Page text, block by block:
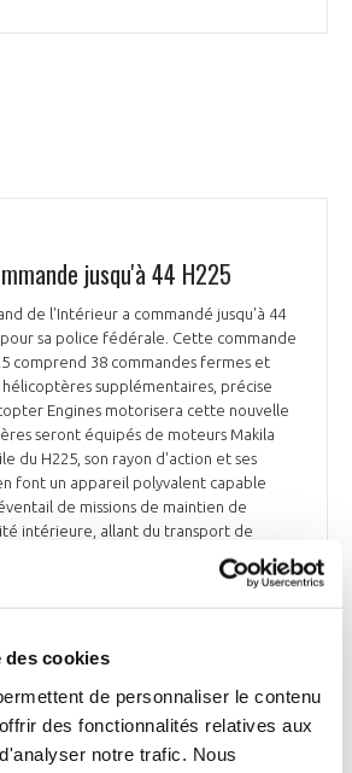
des cookies
de personnaliser le contenu
des fonctionnalités relatives aux
notre trafic. Nous
jusqu'à 44 H225
de l'Intérieur a commandé jusqu'à 44
sa police fédérale. Cette commande
comprend 38 commandes fermes et
supplémentaires, précise
Engines motorisera cette nouvelle
seront équipés de moteurs Makila
du H225, son rayon d'action et ses
font un appareil polyvalent capable
de missions de maintien de
intérieure, allant du transport de
lutte contre les incendies et aux secours
», souligne Airbus. Les livraisons
moderne grâce aux améliorations
Il restera l'un des hélicoptères les plus
sur le marché pour les décennies à venir
les hélicoptères H155 et AS332 en